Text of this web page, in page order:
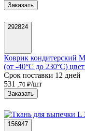
Заказать
292824
Коврик кондитерский
(от -40°C до 230°C)
Срок поставки 12 дней
531
,70 ₽/шт
Заказать
156947